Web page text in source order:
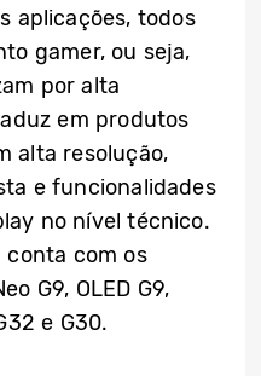
aplicações, todos
gamer, ou seja,
por alta
em produtos
alta resolução,
e funcionalidades
no nível técnico.
conta com os
G9, OLED G9,
e G30.